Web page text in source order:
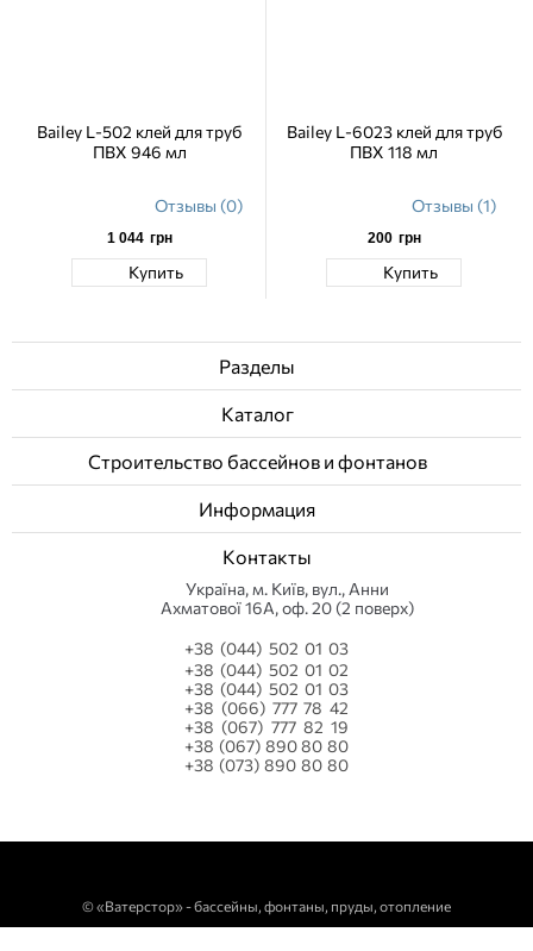
Bailey L-502 клей для труб
ПВХ 946 мл
Отзывы (0)
1 044 грн
Купить
Bailey L-6023 клей для труб
ПВХ 118 мл
Отзывы (1)
200 грн
Купить
Разделы
Каталог
Строительство бассейнов и фонтанов
Информация
Контакты
Українa, м. Київ, вул., Анни
Ахматової 16А, оф. 20 (2 поверх)
+38 (044) 502 01 03
+38 (044) 502 01 02
+38 (044) 502 01 03
+38 (066) 777 78 42
+38 (067) 777 82 19
+38 (067) 890 80 80
+38 (073) 890 80 80
©«Ватерстор» - бассейны, фонтаны, пруды, отопление